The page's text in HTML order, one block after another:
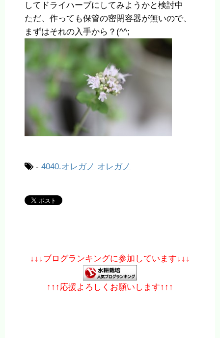
してドライハーブにしてみようかと検討中
ただ、作っても保管の密閉容器が無いので、
まずはそれの入手から？(^^;
- 4040.オレガノ オレガノ
↓↓↓ブログランキングに参加しています↓↓↓
↑↑↑応援よろしくお願いします↑↑↑